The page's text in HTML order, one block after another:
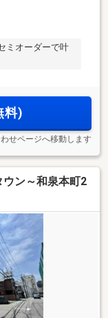
ミオーダーで叶
料)
せページへ移動します
ウン～和泉本町2